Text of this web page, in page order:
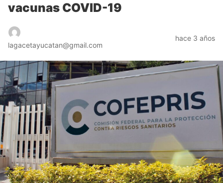
vacunas COVID-19
lagacetayucatan@gmail.com
hace 3 años